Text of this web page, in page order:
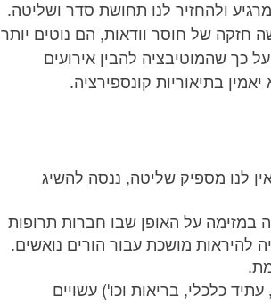
מרגיע ולהחזיר לנו תחושת סדר ושליטה.
של חוסר וודאות, הם נוטים יותר
כך שהמוטיבציה להבין אירועים
בתיאוריות קונספירציה.
לנו מספיק שליטה, ננסה להשיג
במזימה על האופן שבו חברות תרופות
להיראות מושכת עבור הורים נואשים.
כלכלי, בריאות וכו') עשויים